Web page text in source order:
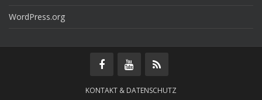
WordPress.org
KONTAKT & DATENSCHUTZ